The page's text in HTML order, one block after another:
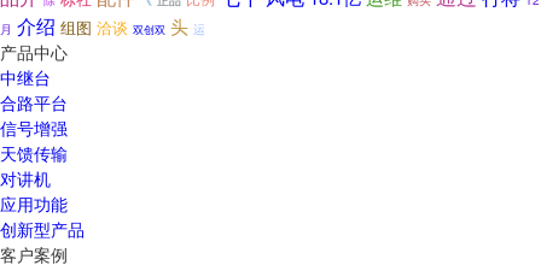
月 介绍 组图 洽谈 双创双 头 运
产品中心
中继台
合路平台
信号增强
天馈传输
对讲机
应用功能
创新型产品
客户案例